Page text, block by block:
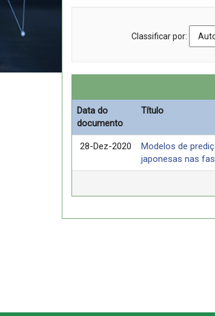
Classificar por:
Data do
documento
Título
28-Dez-2020
Modelos de
japonesas nas